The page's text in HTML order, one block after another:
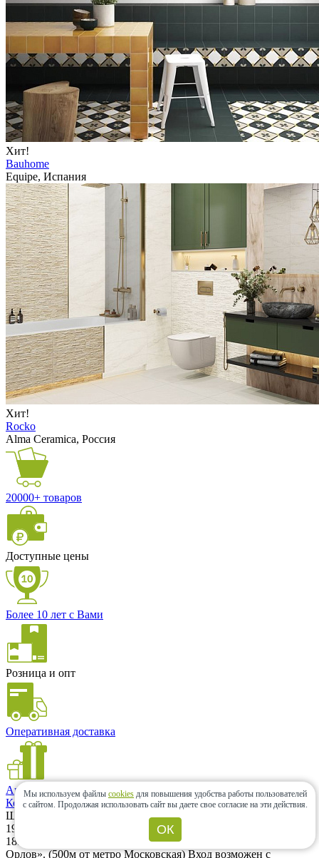
Хит!
Bauhome
Equipe, Испания
Хит!
Rocko
Alma Ceramica, Россия
20000+ товаров
Доступные цены
Более 10 лет с Вами
Розница и опт
Оперативная доставка
Акции и скидки
Контакты
Шоу-рум
196066, г. Санкт-Петербург, Московский проспект, дом 183–
185Ак2А. Шоу-рум находится на территории ЖК «Граф
Орлов». (500м от метро Московская) Вход возможен с
Мы используем файлы cookies для повышения удобства работы пользователей
с сайтом. Продолжая использовать сайт вы даете свое согласие на эти действия.
ОК